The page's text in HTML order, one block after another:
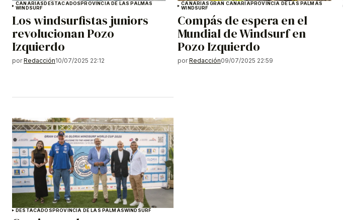
CANARIASDESTACADOSPROVINCIA DE LAS PALMAS
WINDSURF
Los windsurfistas juniors
revolucionan Pozo
Izquierdo
por Redacción10/07/2025 22:12
CANARIASGRAN CANARIAPROVINCIA DE LAS PALMAS
WINDSURF
Compás de espera en el
Mundial de Windsurf en
Pozo Izquierdo
por Redacción09/07/2025 22:59
DESTACADOS PROVINCIA DE LAS PALMASWINDSURF